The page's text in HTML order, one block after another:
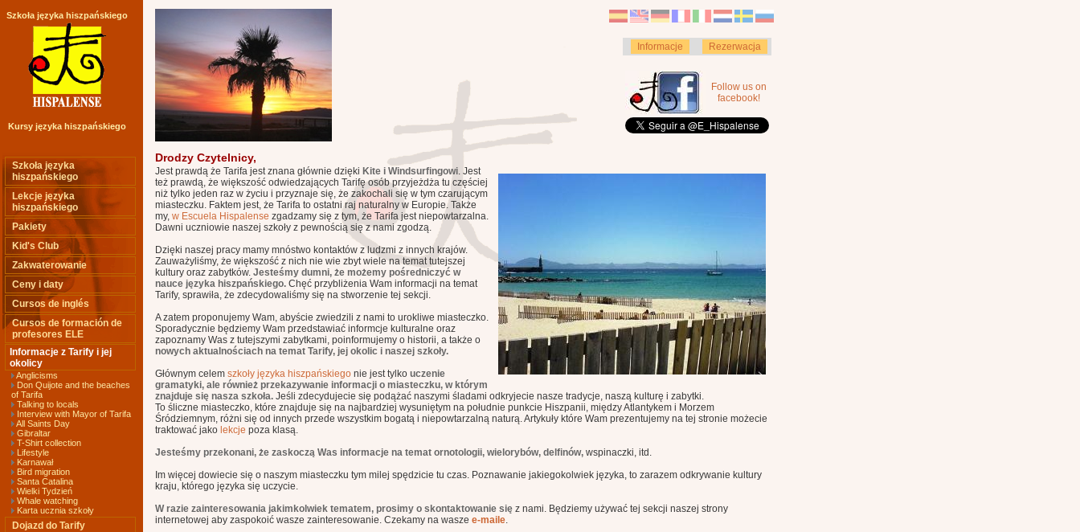
Szkoła języka hiszpańskiego
Kursy języka hiszpańskiego
Informacje Rezerwacja
Follow us on
facebook!
Drodzy Czytelnicy,
Jest prawdą że Tarifa jest znana głównie dzięki Kite i Windsurfingowi. Jest
też prawdą, że większość odwiedzających Tarifę osób przyjeżdża tu częściej
niż tylko jeden raz w życiu i przyznaje się, że zakochali się w tym czarującym
miasteczku. Faktem jest, że Tarifa to ostatni raj naturalny w Europie. Także
my, w Escuela Hispalense zgadzamy się z tym, że Tarifa jest niepowtarzalna.
Dawni uczniowie naszej szkoły z pewnością się z nami zgodzą.
Dzięki naszej pracy mamy mnóstwo kontaktów z ludzmi z innych krajów.
Zauważyliśmy, że większość z nich nie wie zbyt wiele na temat tutejszej
kultury oraz zabytków. Jesteśmy dumni, że możemy pośredniczyć w
nauce języka hiszpańskiego. Chęć przybliżenia Wam informacji na temat
Tarify, sprawiła, że zdecydowaliśmy się na stworzenie tej sekcji.
A zatem proponujemy Wam, abyście zwiedzili z nami to urokliwe miasteczko.
Sporadycznie będziemy Wam przedstawiać informcje kulturalne oraz
zapoznamy Was z tutejszymi zabytkami, poinformujemy o historii, a także o
nowych aktualnościach na temat Tarify, jej okolic i naszej szkoły.
Głównym celem szkoły języka hiszpańskiego nie jest tylko uczenie
gramatyki, ale również przekazywanie informacji o miasteczku, w którym
znajduje się nasza szkoła. Jeśli zdecydujecie się podążać naszymi śladami odkryjecie nasze tradycje, naszą kulturę i zabytki.
To śliczne miasteczko, które znajduje się na najbardziej wysuniętym na południe punkcie Hiszpanii, między Atlantykem i Morzem
Śródziemnym, różni się od innych przede wszystkim bogatą i niepowtarzalną naturą. Artykuły które Wam prezentujemy na tej stronie możecie
traktować jako lekcje poza klasą.
Jesteśmy przekonani, że zaskoczą Was informacje na temat ornotologii, wielorybów, delfinów, wspinaczki, itd.
Im więcej dowiecie się o naszym miasteczku tym milej spędzicie tu czas. Poznawanie jakiegokolwiek języka, to zarazem odkrywanie kultury
kraju, którego języka się uczycie.
W razie zainteresowania jakimkolwiek tematem, prosimy o skontaktowanie się z nami. Będziemy używać tej sekcji naszej strony
internetowej aby zaspokoić wasze zainteresowanie. Czekamy na wasze e-maile.
Szkoła języka
hiszpańskiego
Lekcje języka
hiszpańskiego
Pakiety
Kid's Club
Zakwaterowanie
Ceny i daty
Cursos de inglés
Cursos de formación de
profesores ELE
Informacje z Tarify i jej
okolicy
Anglicisms
Don Quijote and the beaches
of Tarifa
Talking to locals
Interview with Mayor of Tarifa
All Saints Day
Gibraltar
T-Shirt collection
Lifestyle
Karnawał
Bird migration
Santa Catalina
Wielki Tydzień
Whale watching
Karta ucznia szkoły
Dojazd do Tarify